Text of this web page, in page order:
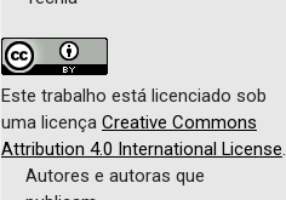
Este trabalho está licenciado sob
uma licença Creative Commons
Attribution 4.0 International License.
Autores e autoras que